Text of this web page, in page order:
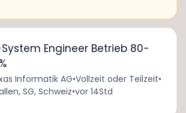
Engineer Betrieb 80-
Informatik AG•Vollzeit oder Teilzeit•
SG, Schweiz•vor 14Std